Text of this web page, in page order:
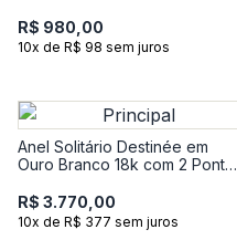
R$ 980,00
10x de R$ 98 sem juros
Anel Solitário Destinée em
Ouro Branco 18k com 2 Pontos
R$ 3.770,00
10x de R$ 377 sem juros